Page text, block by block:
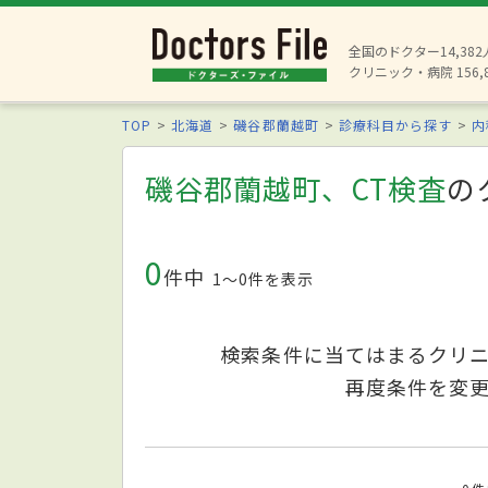
全国のドクター14,382
クリニック・病院
TOP 北海道 磯谷郡蘭越町 診療科目から探す
磯谷郡蘭越町、CT検査の
0件中 1〜0件を表示
検索条件に当てはまるクリ
再度条件を変